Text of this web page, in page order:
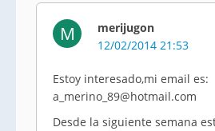
M
merijugon
12/02/2014 21:53
Estoy interesado,mi email es:
a_merino_89@hotmail.com
Desde la siguiente semana